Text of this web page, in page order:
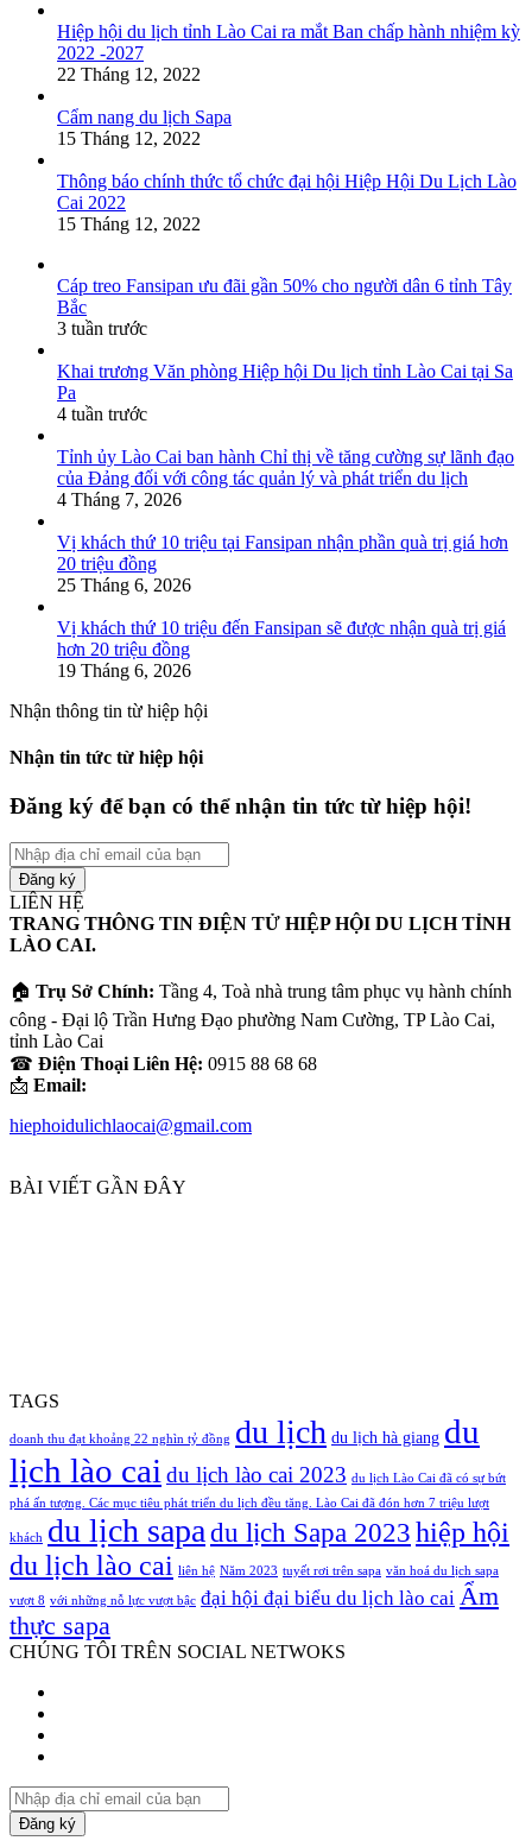
Hiệp hội du lịch tỉnh Lào Cai ra mắt Ban chấp hành nhiệm kỳ
2022 -2027
22 Tháng 12, 2022
Cẩm nang du lịch Sapa
15 Tháng 12, 2022
Thông báo chính thức tổ chức đại hội Hiệp Hội Du Lịch Lào
Cai 2022
15 Tháng 12, 2022
Cáp treo Fansipan ưu đãi gần 50% cho người dân 6 tỉnh Tây
Bắc
3 tuần trước
Khai trương Văn phòng Hiệp hội Du lịch tỉnh Lào Cai tại Sa
Pa
4 tuần trước
Tỉnh ủy Lào Cai ban hành Chỉ thị về tăng cường sự lãnh đạo
của Đảng đối với công tác quản lý và phát triển du lịch
4 Tháng 7, 2026
Vị khách thứ 10 triệu tại Fansipan nhận phần quà trị giá hơn
20 triệu đồng
25 Tháng 6, 2026
Vị khách thứ 10 triệu đến Fansipan sẽ được nhận quà trị giá
hơn 20 triệu đồng
19 Tháng 6, 2026
Nhận thông tin từ hiệp hội
Nhận tin tức từ hiệp hội
Đăng ký để bạn có thể nhận tin tức từ hiệp hội!
Nhập
địa
chỉ
email
của
bạn
LIÊN HỆ
TRANG THÔNG TIN ĐIỆN TỬ HIỆP HỘI DU LỊCH TỈNH
LÀO CAI.
🏠 Trụ Sở Chính: Tầng 4, Toà nhà trung tâm phục vụ hành chính
công - Đại lộ Trần Hưng Đạo phường Nam Cường, TP Lào Cai,
tỉnh Lào Cai
☎ Điện Thoại Liên Hệ: 0915 88 68 68
📩 Email:
hiephoidulichlaocai@gmail.com
BÀI VIẾT GẦN ĐÂY
TAGS
doanh thu đạt khoảng 22 nghìn tỷ đồng du lịch du lịch hà giang du
lịch lào cai du lịch lào cai 2023 du lịch Lào Cai đã có sự bứt
phá ấn tượng. Các mục tiêu phát triển du lịch đều tăng. Lào Cai đã đón hơn 7 triệu lượt
khách du lịch sapa du lịch Sapa 2023 hiệp hội
du lịch lào cai liên hệ Năm 2023 tuyết rơi trên sapa văn hoá du lịch sapa
vượt 8 với những nỗ lực vượt bậc đại hội đại biểu du lịch lào cai Ẩm
thực sapa
CHÚNG TÔI TRÊN SOCIAL NETWOKS
Nhập
địa
chỉ